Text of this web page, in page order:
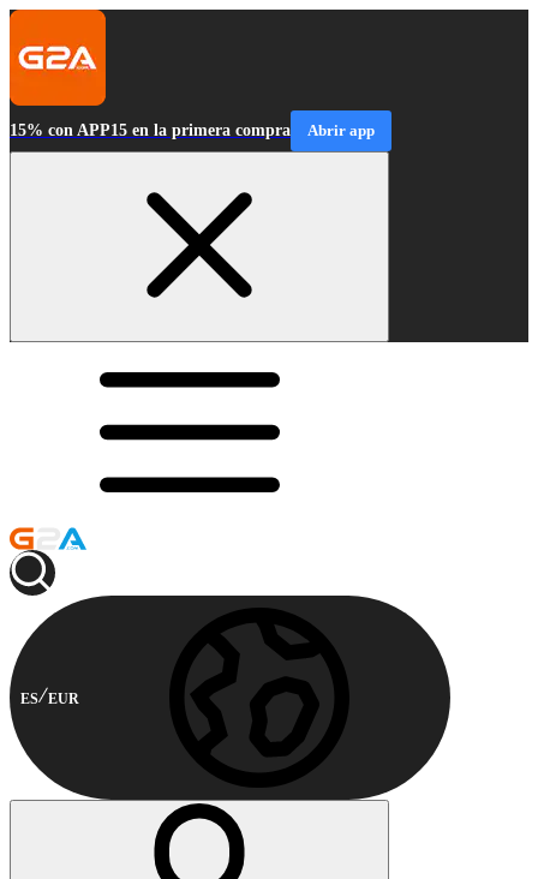
15% con APP15 en la primera compra Abrir app
ES EUR